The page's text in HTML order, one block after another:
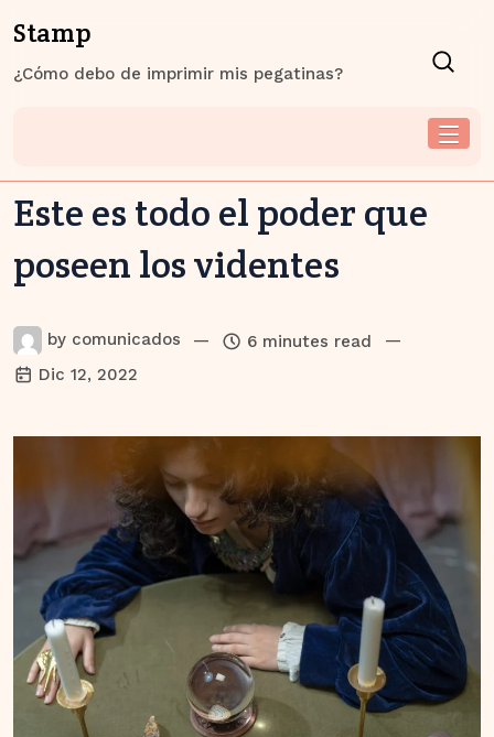
to
content
Stamp
¿Cómo debo de imprimir mis pegatinas?
Este es todo el poder que
poseen los videntes
by comunicados — 6 minutes read
—
Dic 12, 2022